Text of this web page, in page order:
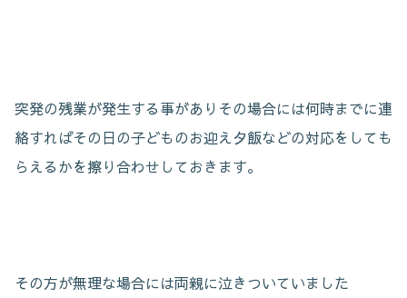
突発の残業が発生する事がありその場合には何時までに連
絡すればその日の子どものお迎え夕飯などの対応をしても
らえるかを擦り合わせしておきます。
その方が無理な場合には両親に泣きついていました